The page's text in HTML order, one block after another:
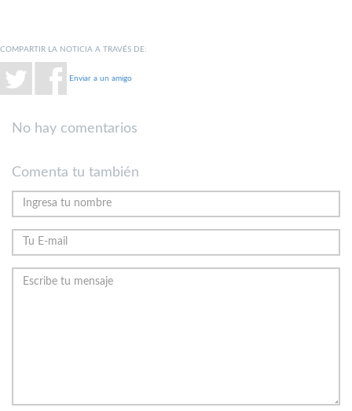
COMPARTIR LA NOTICIA A TRAVÉS DE:
Enviar a un amigo
No hay comentarios
Comenta tu también